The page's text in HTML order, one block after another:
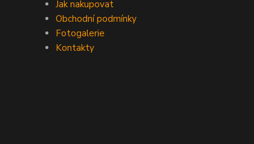
Jak nakupovat
Obchodní podmínky
Fotogalerie
Kontakty